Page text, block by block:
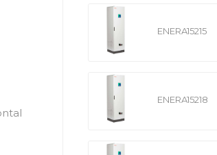
ENERA15215
ENERA15218